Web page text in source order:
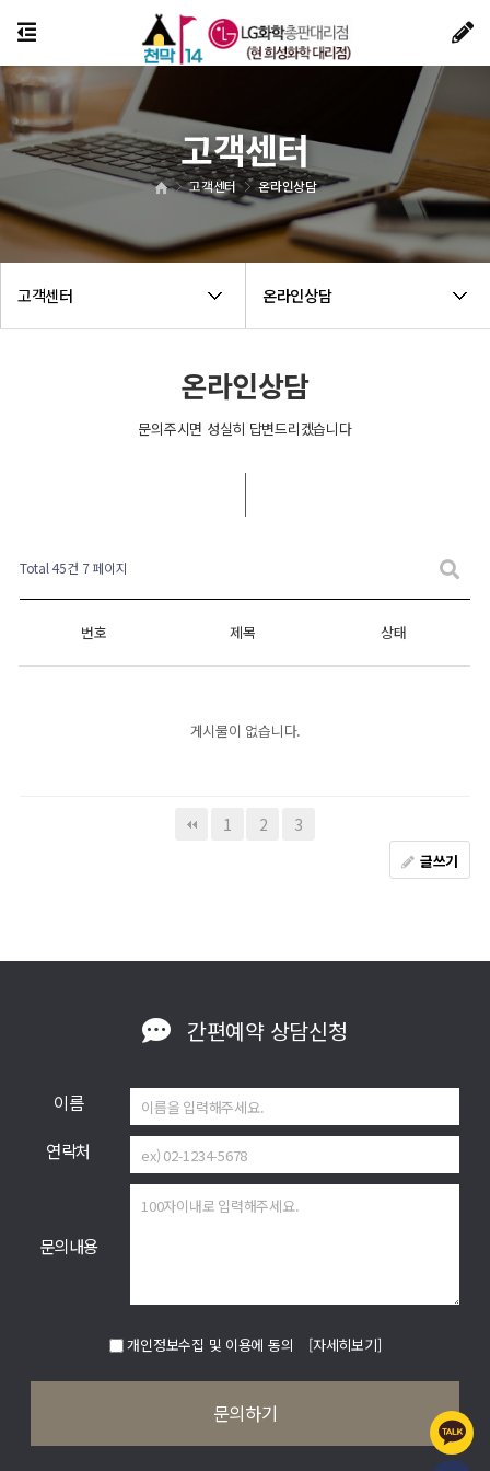
고객센터 온라인상담
고객센터 온라인상담
고객센터
온라인상담
문의주시면 성실히 답변드리겠습니다
Total 45건 7 페이지
번호 제목 상태
게시물이 없습니다.
1 2 3
글쓰기
간편예약상담신청
이름
연락처
문의내용
개인정보수집 및 이용에 동의 [자세히보기]